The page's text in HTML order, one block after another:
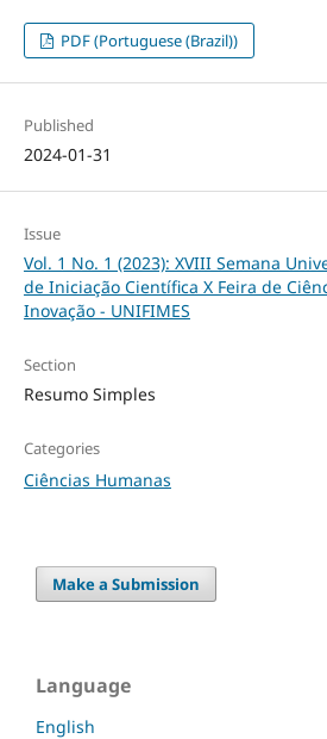
PDF (Portuguese (Brazil))
Published
2024-01-31
Issue
Vol. 1 No. 1 (2023): XVIII Semana
de Iniciação Científica X Feira de
Inovação - UNIFIMES
Section
Resumo Simples
Categories
Ciências Humanas
Make a Submission
Language
English